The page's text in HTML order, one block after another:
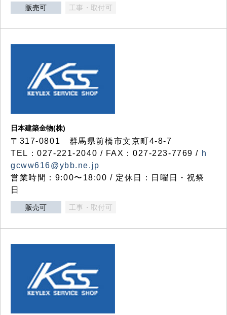
販売可 工事・取付可
日本建築金物(株)
〒317‐0801 群馬県前橋市文京町4-8-7
TEL：027-221-2040 / FAX：027-223-7769 / h
gcww616@ybb.ne.jp
営業時間：9:00〜18:00 / 定休日：日曜日・祝祭
日
販売可 工事・取付可